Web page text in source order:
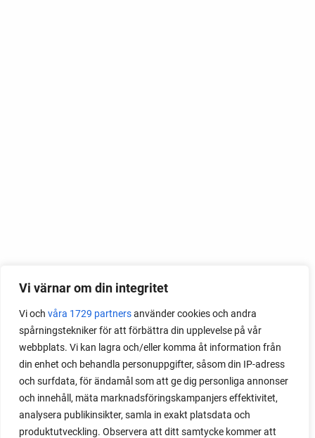
Vi värnar om din integritet
Vi och våra 1729 partnersanvänder cookies och andra
spårningstekniker för att förbättra din upplevelse på vår
webbplats. Vi kan lagra och/eller komma åt information från
din enhet och behandla personuppgifter, såsom din IP-adress
och surfdata, för ändamål som att ge dig personliga annonser
och innehåll, mäta marknadsföringskampanjers effektivitet,
analysera publikinsikter, samla in exakt platsdata och
produktutveckling. Observera att ditt samtycke kommer att